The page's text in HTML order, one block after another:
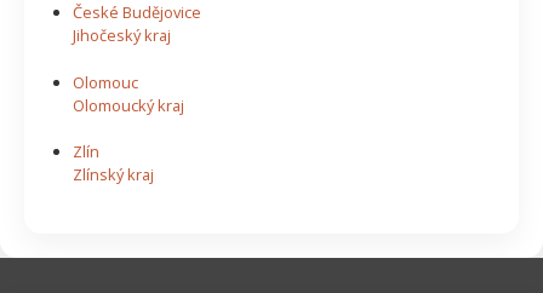
České Budějovice
Jihočeský kraj
Olomouc
Olomoucký kraj
Zlín
Zlínský kraj